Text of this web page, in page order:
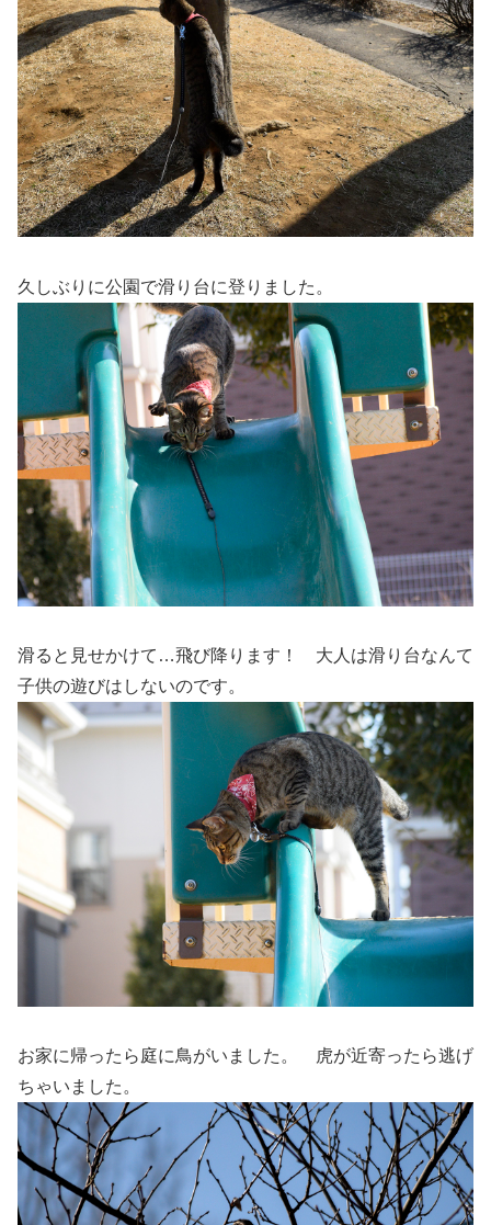
久しぶりに公園で滑り台に登りました。
滑ると見せかけて…飛び降ります！ 大人は滑り台なんて
子供の遊びはしないのです。
お家に帰ったら庭に鳥がいました。 虎が近寄ったら逃げ
ちゃいました。